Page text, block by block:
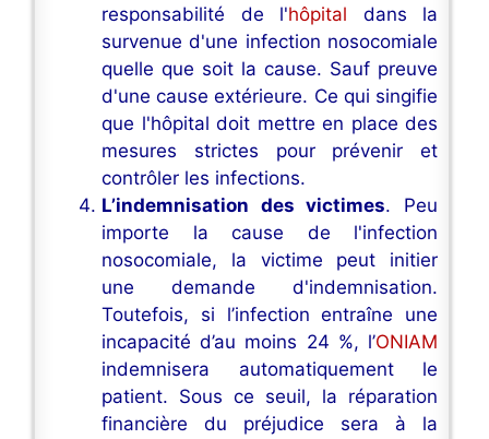
responsabilité de l'hôpital dans la
survenue d'une infection nosocomiale
quelle que soit la cause. Sauf preuve
d'une cause extérieure. Ce qui singifie
que l'hôpital doit mettre en place des
mesures strictes pour prévenir et
contrôler les infections.
L’indemnisation des victimes. Peu
importe la cause de l'infection
nosocomiale, la victime peut initier
une demande d'indemnisation.
Toutefois, si l’infection entraîne une
incapacité d’au moins 24 %, l’ONIAM
indemnisera automatiquement le
patient. Sous ce seuil, la réparation
financière du préjudice sera à la